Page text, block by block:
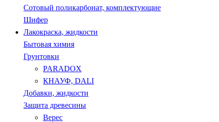
Сотовый поликарбонат, комплектующие
Шифер
Лакокраска, жидкости
Бытовая химия
Грунтовки
PARADOX
КНАУФ, DALI
Добавки, жидкости
Защита древесины
Верес